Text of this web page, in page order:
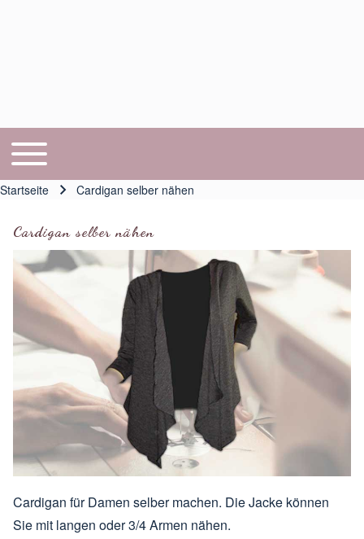
Hauptnavigation
Toggle main menu
Startseite Cardigan selber nähen
Cardigan selber nähen
Cardigan für Damen selber machen. Die Jacke können
Sie mit langen oder 3/4 Armen nähen.